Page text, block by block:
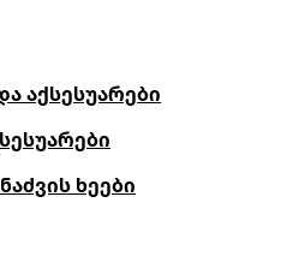
აქსესუარები
ხეები